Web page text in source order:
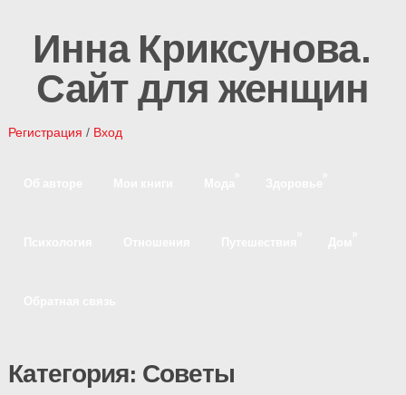
Инна Криксунова.
Сайт для женщин
Регистрация / Вход
Категория: Советы